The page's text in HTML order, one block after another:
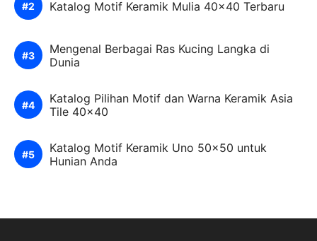
Katalog Motif Keramik Mulia 40×40 Terbaru
Mengenal Berbagai Ras Kucing Langka di
Dunia
Katalog Pilihan Motif dan Warna Keramik Asia
Tile 40×40
Katalog Motif Keramik Uno 50×50 untuk
Hunian Anda